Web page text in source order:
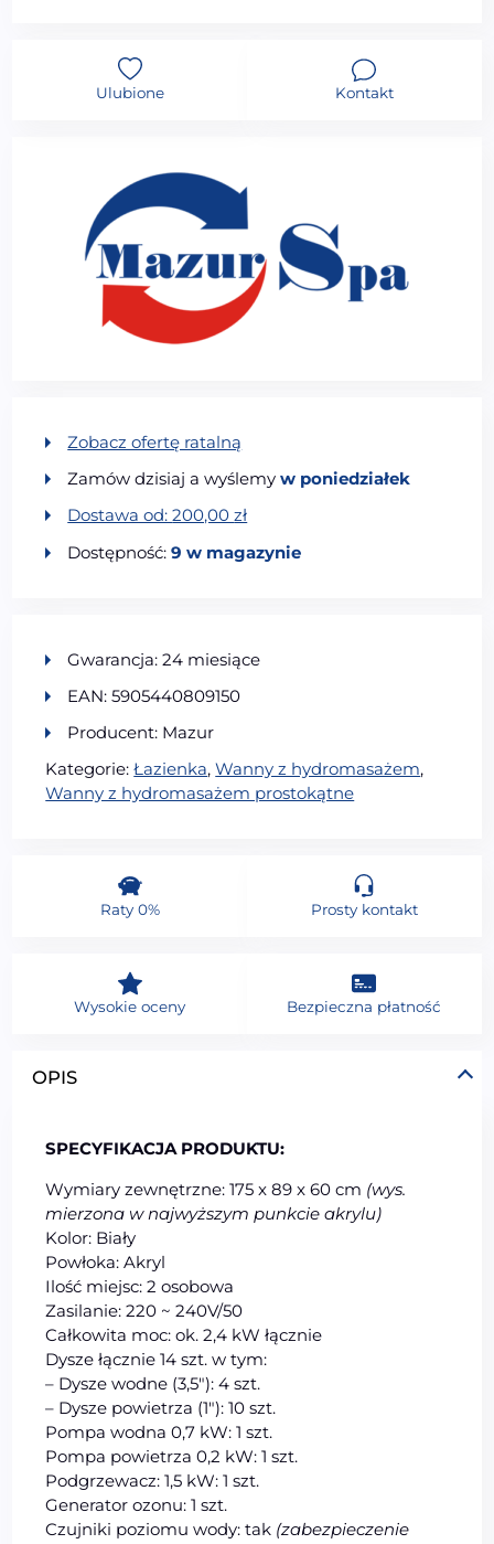
OPIS
SPECYFIKACJA PRODUKTU:
Wymiary zewnętrzne: 175 x 89 x 60 cm (wys.
mierzona w najwyższym punkcie akrylu)
Kolor: Biały
Powłoka: Akryl
Ilość miejsc: 2 osobowa
Zasilanie: 220 ~ 240V/50
Całkowita moc: ok. 2,4 kW łącznie
Dysze łącznie 14 szt. w tym:
– Dysze wodne (3,5″): 4 szt.
– Dysze powietrza (1″): 10 szt.
Pompa wodna 0,7 kW: 1 szt.
Pompa powietrza 0,2 kW: 1 szt.
Podgrzewacz: 1,5 kW: 1 szt.
Generator ozonu: 1 szt.
Czujniki poziomu wody: tak (zabezpieczenie
Ulubione Kontakt
Zobacz ofertę ratalną
Zamów dzisiaj a wyślemyw poniedziałek
Dostawa od:200,00zł
Dostępność:9 w magazynie
Gwarancja: 24 miesiące
EAN: 5905440809150
Producent: Mazur
Kategorie:Łazienka,Wanny z hydromasażem,
Wanny z hydromasażem prostokątne
Raty 0% Prosty kontakt
Wysokie oceny Bezpieczna płatność